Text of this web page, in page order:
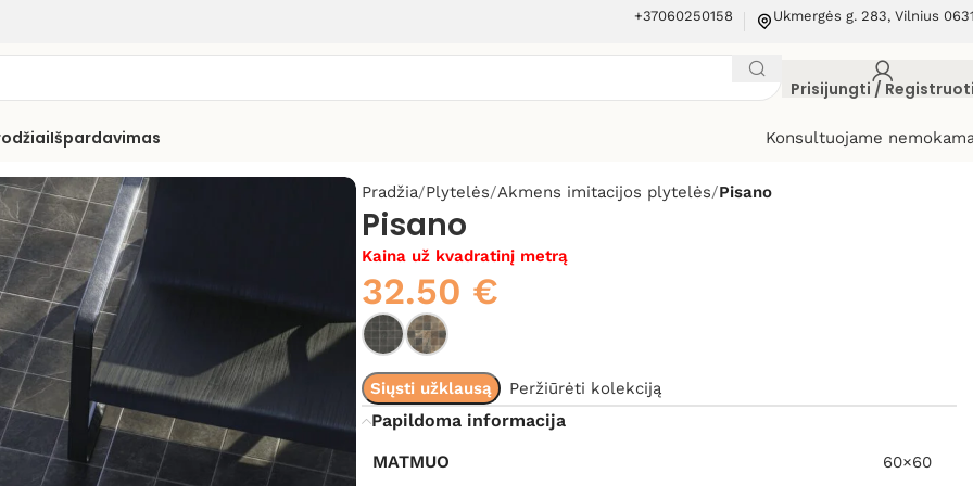
+37060250158 Ukmergės g. 283, Vilnius
Prisijungti /
Išpardavimas Konsultuojame
Pradžia Plytelės Akmens imitacijos plytelės Pisano
Pisano
Kaina už kvadratinį metrą
32.50 €
Siųsti užklausą Peržiūrėti kolekciją
Papildoma informacija
MATMUO
60×60